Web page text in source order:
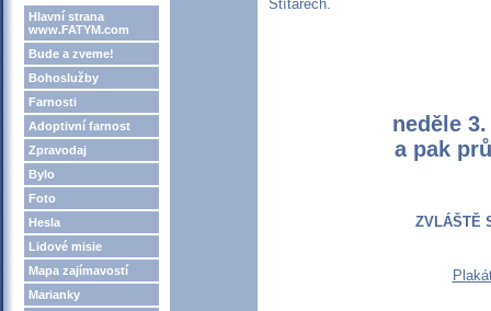
Hlavní strana
www.FATYM.com
Bude a zveme!
Bohoslužby
Farnosti
Adoptivní farnost
Zpravodaj
Bylo
Foto
Hesla
Lidové misie
Mapa zajímavostí
Marianky
Štítarech.
neděle
a pak
ZVLÁŠTĚ